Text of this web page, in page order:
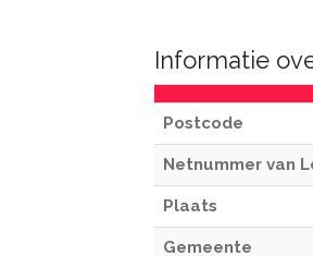
Informatie
Postcode
Netnummer van
Plaats
Gemeente